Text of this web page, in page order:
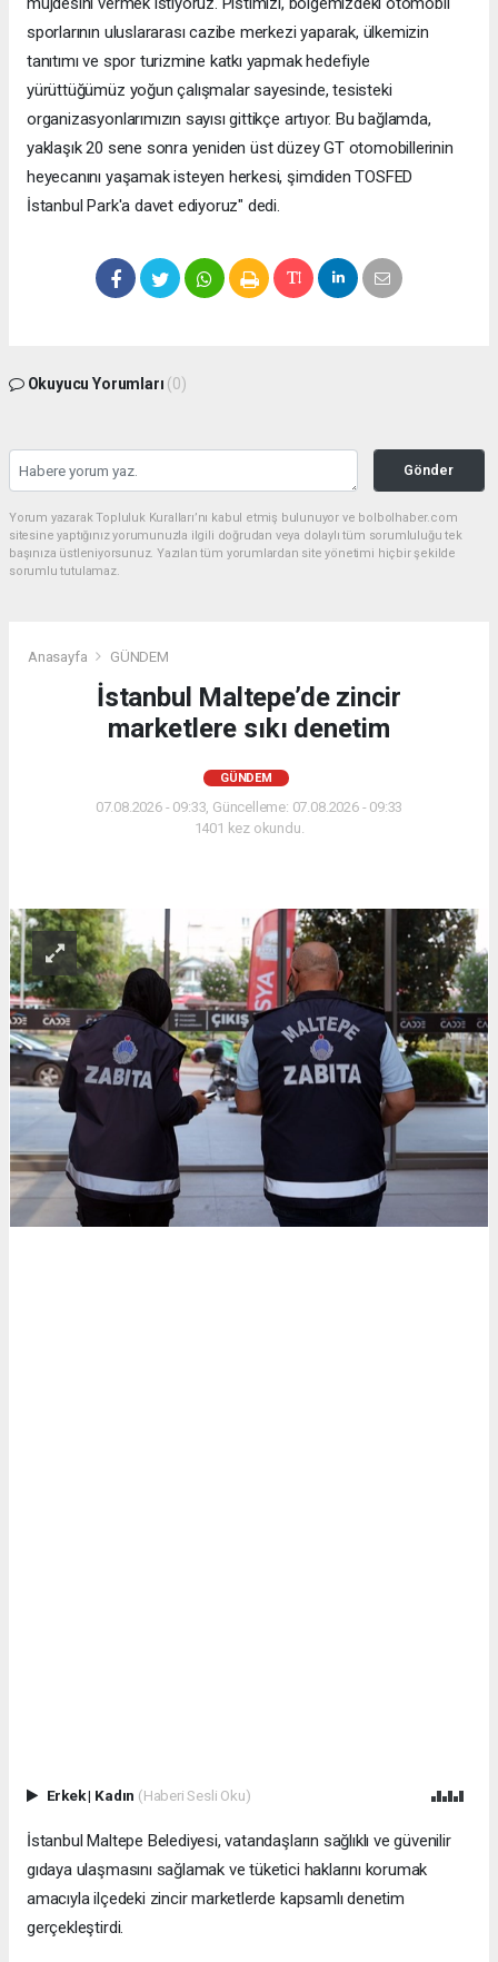
sporlarının uluslararası cazibe merkezi yaparak, ülkemizin
tanıtımı ve spor turizmine katkı yapmak hedefiyle
yürüttüğümüz yoğun çalışmalar sayesinde, tesisteki
organizasyonlarımızın sayısı gittikçe artıyor. Bu bağlamda,
yaklaşık 20 sene sonra yeniden üst düzey GT otomobillerinin
heyecanını yaşamak isteyen herkesi, şimdiden TOSFED
İstanbul Park'a davet ediyoruz" dedi.
Okuyucu Yorumları (0)
Gönder
Yorum yazarak Topluluk Kuralları’nı kabul etmiş bulunuyor ve bolbolhaber.com
sitesine yaptığınız yorumunuzla ilgili doğrudan veya dolaylı tüm sorumluluğu tek
başınıza üstleniyorsunuz. Yazılan tüm yorumlardan site yönetimi hiçbir şekilde
sorumlu tutulamaz.
Anasayfa GÜNDEM
İstanbul Maltepe’de zincir
marketlere sıkı denetim
GÜNDEM
07.08.2026 - 09:33, Güncelleme: 07.08.2026 - 09:33
1401 kez okundu.
Erkek| Kadın (Haberi Sesli Oku)
İstanbul Maltepe Belediyesi, vatandaşların sağlıklı ve güvenilir
gıdaya ulaşmasını sağlamak ve tüketici haklarını korumak
amacıyla ilçedeki zincir marketlerde kapsamlı denetim
gerçekleştirdi.